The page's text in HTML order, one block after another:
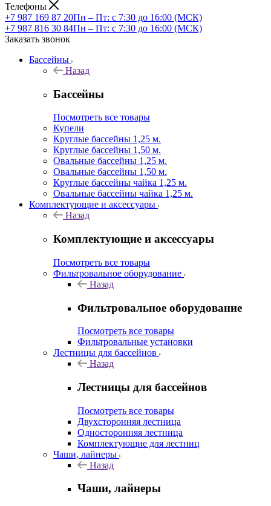
Телефоны
+7 987 169 87 20Пн – Пт: с 7:30 до 16:00 (МСК)
+7 987 816 30 84Пн – Пт: с 7:30 до 16:00 (МСК)
Заказать звонок
Бассейны
Назад
Бассейны
Посмотреть все товары
Купели
Круглые бассейны 1,25 м.
Круглые бассейны 1,50 м.
Овальные бассейны 1,25 м.
Овальные бассейны 1,50 м.
Круглые бассейны чайка 1,25 м.
Овальные бассейны чайка 1,25 м.
Комплектующие и аксессуары
Назад
Комплектующие и аксессуары
Посмотреть все товары
Фильтровальное оборудование
Назад
Фильтровальное оборудование
Посмотреть все товары
Фильтровальные установки
Лестницы для бассейнов
Назад
Лестницы для бассейнов
Посмотреть все товары
Двухсторонняя лестница
Односторонняя лестница
Комплектующие для лестниц
Чаши, лайнеры
Назад
Чаши, лайнеры